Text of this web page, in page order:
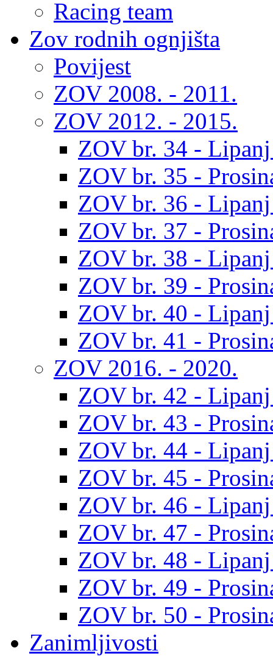
Racing team
Zov rodnih ognjišta
Povijest
ZOV 2008. - 2011.
ZOV 2012. - 2015.
ZOV br. 34 -
ZOV br. 35 -
ZOV br. 36 -
ZOV br. 37 -
ZOV br. 38 -
ZOV br. 39 -
ZOV br. 40 -
ZOV br. 41 -
ZOV 2016. - 2020.
ZOV br. 42 -
ZOV br. 43 -
ZOV br. 44 -
ZOV br. 45 -
ZOV br. 46 -
ZOV br. 47 -
ZOV br. 48 -
ZOV br. 49 -
ZOV br. 50 -
Zanimljivosti